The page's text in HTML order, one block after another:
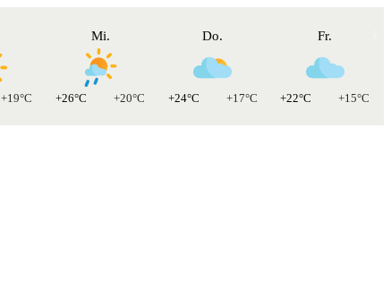
+19°C
Mi.
+26°C +20°C
Do.
+24°C +17°C
Fr.
+22°C +15°C